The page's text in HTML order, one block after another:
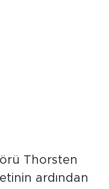
Thorsten
ardından